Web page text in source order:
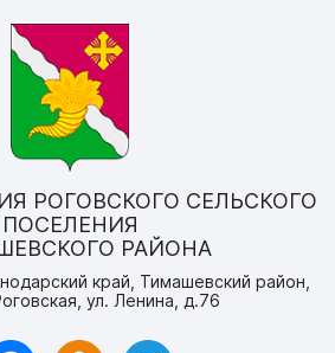
РОГОВСКОГО СЕЛЬСКОГО
ПОСЕЛЕНИЯ
РАЙОНА
край, Тимашевский район,
ул. Ленина, д.76